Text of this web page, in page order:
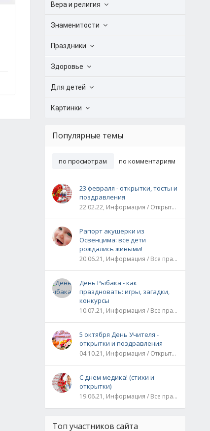
Вера и религия
Знаменитости
Праздники
Здоровье
Для детей
Картинки
Популярные темы
по просмотрам по комментариям
23 февраля - открытки, тосты и
поздравления
22.02.22, Информация / Открытки / Все праздники
Рапорт акушерки из
Освенцима: все дети
рождались живыми!
20.06.21, Информация / Все праздники / Рассказы и истории
День Рыбака - как
праздновать: игры, загадки,
конкурсы
10.07.21, Информация / Все праздники
5 октября День Учителя -
открытки и поздравления
04.10.21, Информация / Открытки / Все праздники
С днем медика! (стихи и
открытки)
19.06.21, Информация / Все праздники
Топ участников сайта